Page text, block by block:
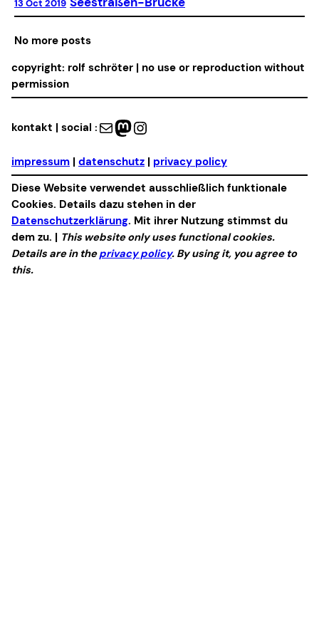
13 Oct 2019
No more posts
copyright: rolf schröter | no use or reproduction without
permission
kontakt | social : Mail Mastodon Instagram
impressum | datenschutz | privacy policy
Diese Website verwendet ausschließlich funktionale
Cookies. Details dazu stehen in der
Datenschutzerklärung. Mit ihrer Nutzung stimmst du
dem zu. | This website only uses functional cookies.
Details are in theprivacy policy. By using it, you agree to
this.